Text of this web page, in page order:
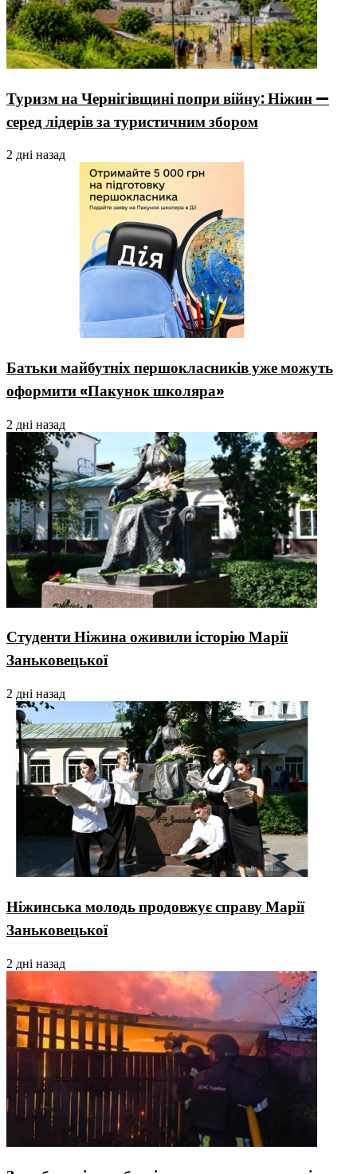
Туризм на Чернігівщині попри війну: Ніжин —
серед лідерів за туристичним збором
2 дні назад
Батьки майбутніх першокласників уже можуть
оформити «Пакунок школяра»
2 дні назад
Студенти Ніжина оживили історію Марії
Заньковецької
2 дні назад
Ніжинська молодь продовжує справу Марії
Заньковецької
2 дні назад